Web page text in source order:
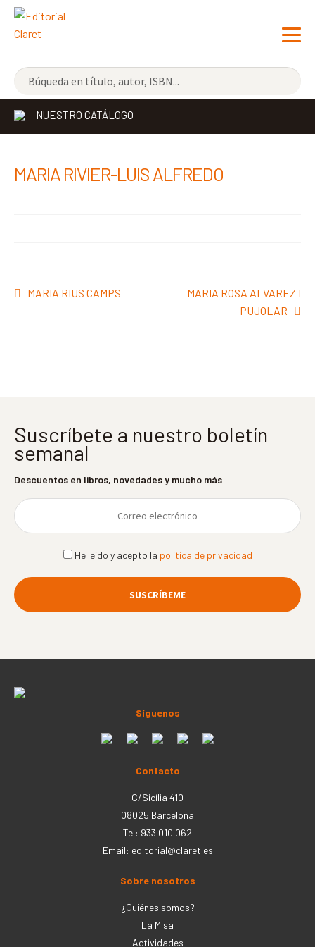
NOVEDADES
LOS MÁS VENDIDOS
NUESTRO CATÁLOGO
MARIA RIVIER-LUIS ALFREDO
Navegación
Anterior:
MARIA RIUS CAMPS Siguiente:
MARIA ROSA ALVAREZ I
PUJOLAR
Suscríbete a nuestro boletín
semanal
Descuentos en libros, novedades y mucho más
He leído y acepto la política de privacidad
Síguenos
Contacto
C/Sicília 410
08025 Barcelona
Tel: 933 010 062
Email: editorial@claret.es
Sobre nosotros
¿Quiénes somos?
La Misa
Actividades